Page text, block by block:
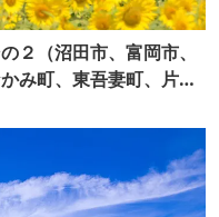
２（沼田市、富岡市、
み町、東吾妻町、片品